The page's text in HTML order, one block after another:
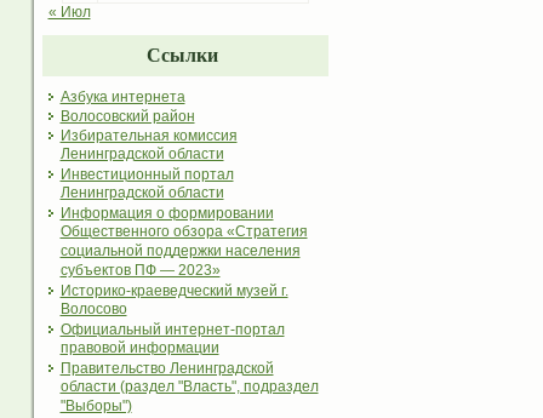
« Июл
Ссылки
Азбука интернета
Волосовский район
Избирательная комиссия
Ленинградской области
Инвестиционный портал
Ленинградской области
Информация о формировании
Общественного обзора «Стратегия
социальной поддержки населения
субъектов ПФ — 2023»
Историко-краеведческий музей г.
Волосово
Официальный интернет-портал
правовой информации
Правительство Ленинградской
области (раздел "Власть", подраздел
"Выборы")